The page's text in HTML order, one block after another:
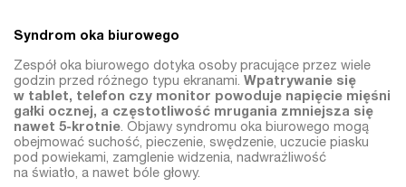
Syndrom oka biurowego
Zespół oka biurowego dotyka osoby pracujące przez wiele
godzin przed różnego typu ekranami. Wpatrywanie się
w tablet, telefon czy monitor powoduje napięcie mięśni
gałki ocznej, a częstotliwość mrugania zmniejsza się
nawet 5-krotnie. Objawy syndromu oka biurowego mogą
obejmować suchość, pieczenie, swędzenie, uczucie piasku
pod powiekami, zamglenie widzenia, nadwrażliwość
na światło, a nawet bóle głowy.